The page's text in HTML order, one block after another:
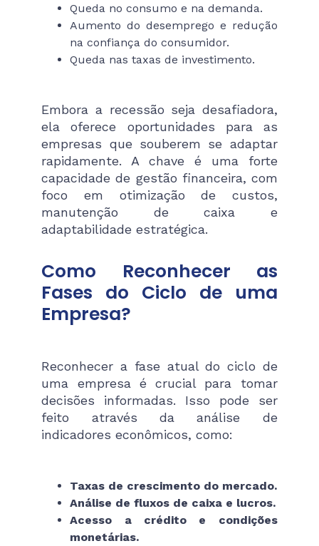
Queda no consumo e na demanda.
Aumento do desemprego e redução
na confiança do consumidor.
Queda nas taxas de investimento.
Embora a recessão seja desafiadora,
ela oferece oportunidades para as
empresas que souberem se adaptar
rapidamente. A chave é uma forte
capacidade de gestão financeira, com
foco em otimização de custos,
manutenção de caixa e
adaptabilidade estratégica.
Como Reconhecer as
Fases do Ciclo de uma
Empresa?
Reconhecer a fase atual do ciclo de
uma empresa é crucial para tomar
decisões informadas. Isso pode ser
feito através da análise de
indicadores econômicos, como:
Taxas de crescimento do mercado.
Análise de fluxos de caixa e lucros.
Acesso a crédito e condições
monetárias.